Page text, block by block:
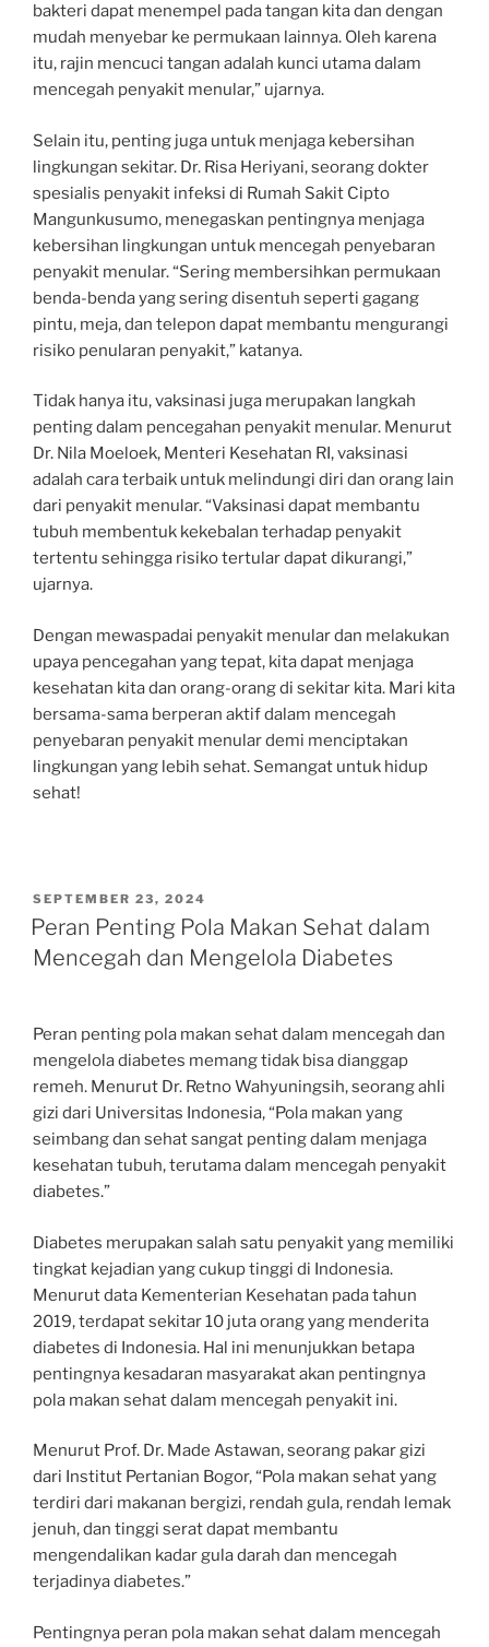
bakteri dapat menempel pada tangan kita dan dengan
mudah menyebar ke permukaan lainnya. Oleh karena
itu, rajin mencuci tangan adalah kunci utama dalam
mencegah penyakit menular,” ujarnya.
Selain itu, penting juga untuk menjaga kebersihan
lingkungan sekitar. Dr. Risa Heriyani, seorang dokter
spesialis penyakit infeksi di Rumah Sakit Cipto
Mangunkusumo, menegaskan pentingnya menjaga
kebersihan lingkungan untuk mencegah penyebaran
penyakit menular. “Sering membersihkan permukaan
benda-benda yang sering disentuh seperti gagang
pintu, meja, dan telepon dapat membantu mengurangi
risiko penularan penyakit,” katanya.
Tidak hanya itu, vaksinasi juga merupakan langkah
penting dalam pencegahan penyakit menular. Menurut
Dr. Nila Moeloek, Menteri Kesehatan RI, vaksinasi
adalah cara terbaik untuk melindungi diri dan orang lain
dari penyakit menular. “Vaksinasi dapat membantu
tubuh membentuk kekebalan terhadap penyakit
tertentu sehingga risiko tertular dapat dikurangi,”
ujarnya.
Dengan mewaspadai penyakit menular dan melakukan
upaya pencegahan yang tepat, kita dapat menjaga
kesehatan kita dan orang-orang di sekitar kita. Mari kita
bersama-sama berperan aktif dalam mencegah
penyebaran penyakit menular demi menciptakan
lingkungan yang lebih sehat. Semangat untuk hidup
sehat!
POSTED
ON
SEPTEMBER 23, 2024
Peran Penting Pola Makan Sehat dalam
Mencegah dan Mengelola Diabetes
Peran penting pola makan sehat dalam mencegah dan
mengelola diabetes memang tidak bisa dianggap
remeh. Menurut Dr. Retno Wahyuningsih, seorang ahli
gizi dari Universitas Indonesia, “Pola makan yang
seimbang dan sehat sangat penting dalam menjaga
kesehatan tubuh, terutama dalam mencegah penyakit
diabetes.”
Diabetes merupakan salah satu penyakit yang memiliki
tingkat kejadian yang cukup tinggi di Indonesia.
Menurut data Kementerian Kesehatan pada tahun
2019, terdapat sekitar 10 juta orang yang menderita
diabetes di Indonesia. Hal ini menunjukkan betapa
pentingnya kesadaran masyarakat akan pentingnya
pola makan sehat dalam mencegah penyakit ini.
Menurut Prof. Dr. Made Astawan, seorang pakar gizi
dari Institut Pertanian Bogor, “Pola makan sehat yang
terdiri dari makanan bergizi, rendah gula, rendah lemak
jenuh, dan tinggi serat dapat membantu
mengendalikan kadar gula darah dan mencegah
terjadinya diabetes.”
Pentingnya peran pola makan sehat dalam mencegah